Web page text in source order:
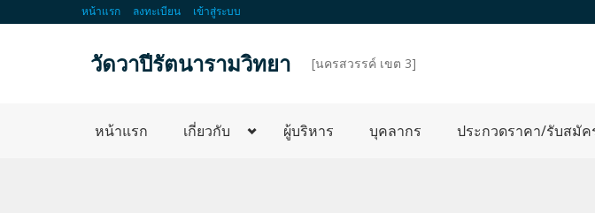
หน้าแรก ลงทะเบียน เข้าสู่ระบบ
วัดวาปีรัตนารามวิทยา [นครสวรรค์ เขต 3]
หน้าแรก เกี่ยวกับ ผู้บริหาร บุคลากร ประกวดราคา/รับสมัค